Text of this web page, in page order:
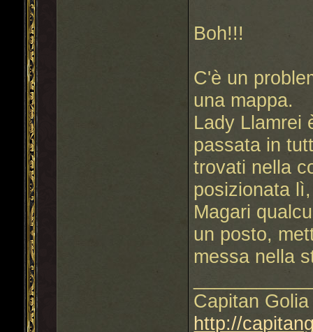
Boh!!!
C'è un
una mappa.
Lady Llamrei
passata in
trovati nella
posizionata
Magari
un posto,
messa nella
Capitan
http://